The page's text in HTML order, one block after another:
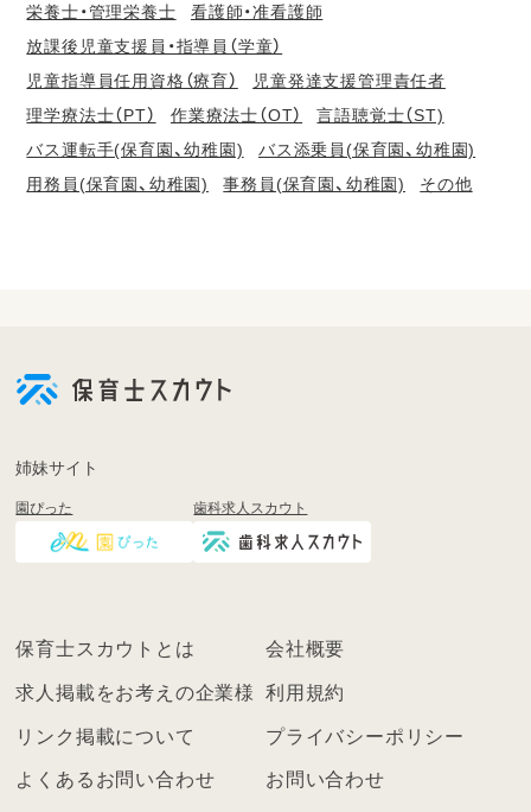
栄養士・管理栄養士
看護師・准看護師
放課後児童支援員・指導員（学童）
児童指導員任用資格（療育）
児童発達支援管理責任者
理学療法士（PT）
作業療法士（OT）
言語聴覚士（ST)
バス運転手(保育園、幼稚園)
バス添乗員(保育園、幼稚園)
用務員(保育園、幼稚園)
事務員(保育園、幼稚園) その他
登
く
ン
姉妹サイト
園ぴった 歯科求人スカウト
保育士スカウトとは 会社概要
求人掲載をお考えの企業様 利用規約
リンク掲載について プライバシーポリシー
よくあるお問い合わせ お問い合わせ